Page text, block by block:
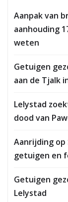
Aanpak van
aanhouding
weten
Getuigen
aan de Tjalk
Lelystad
dood van
Aanrijding
getuigen en
Getuigen
Lelystad